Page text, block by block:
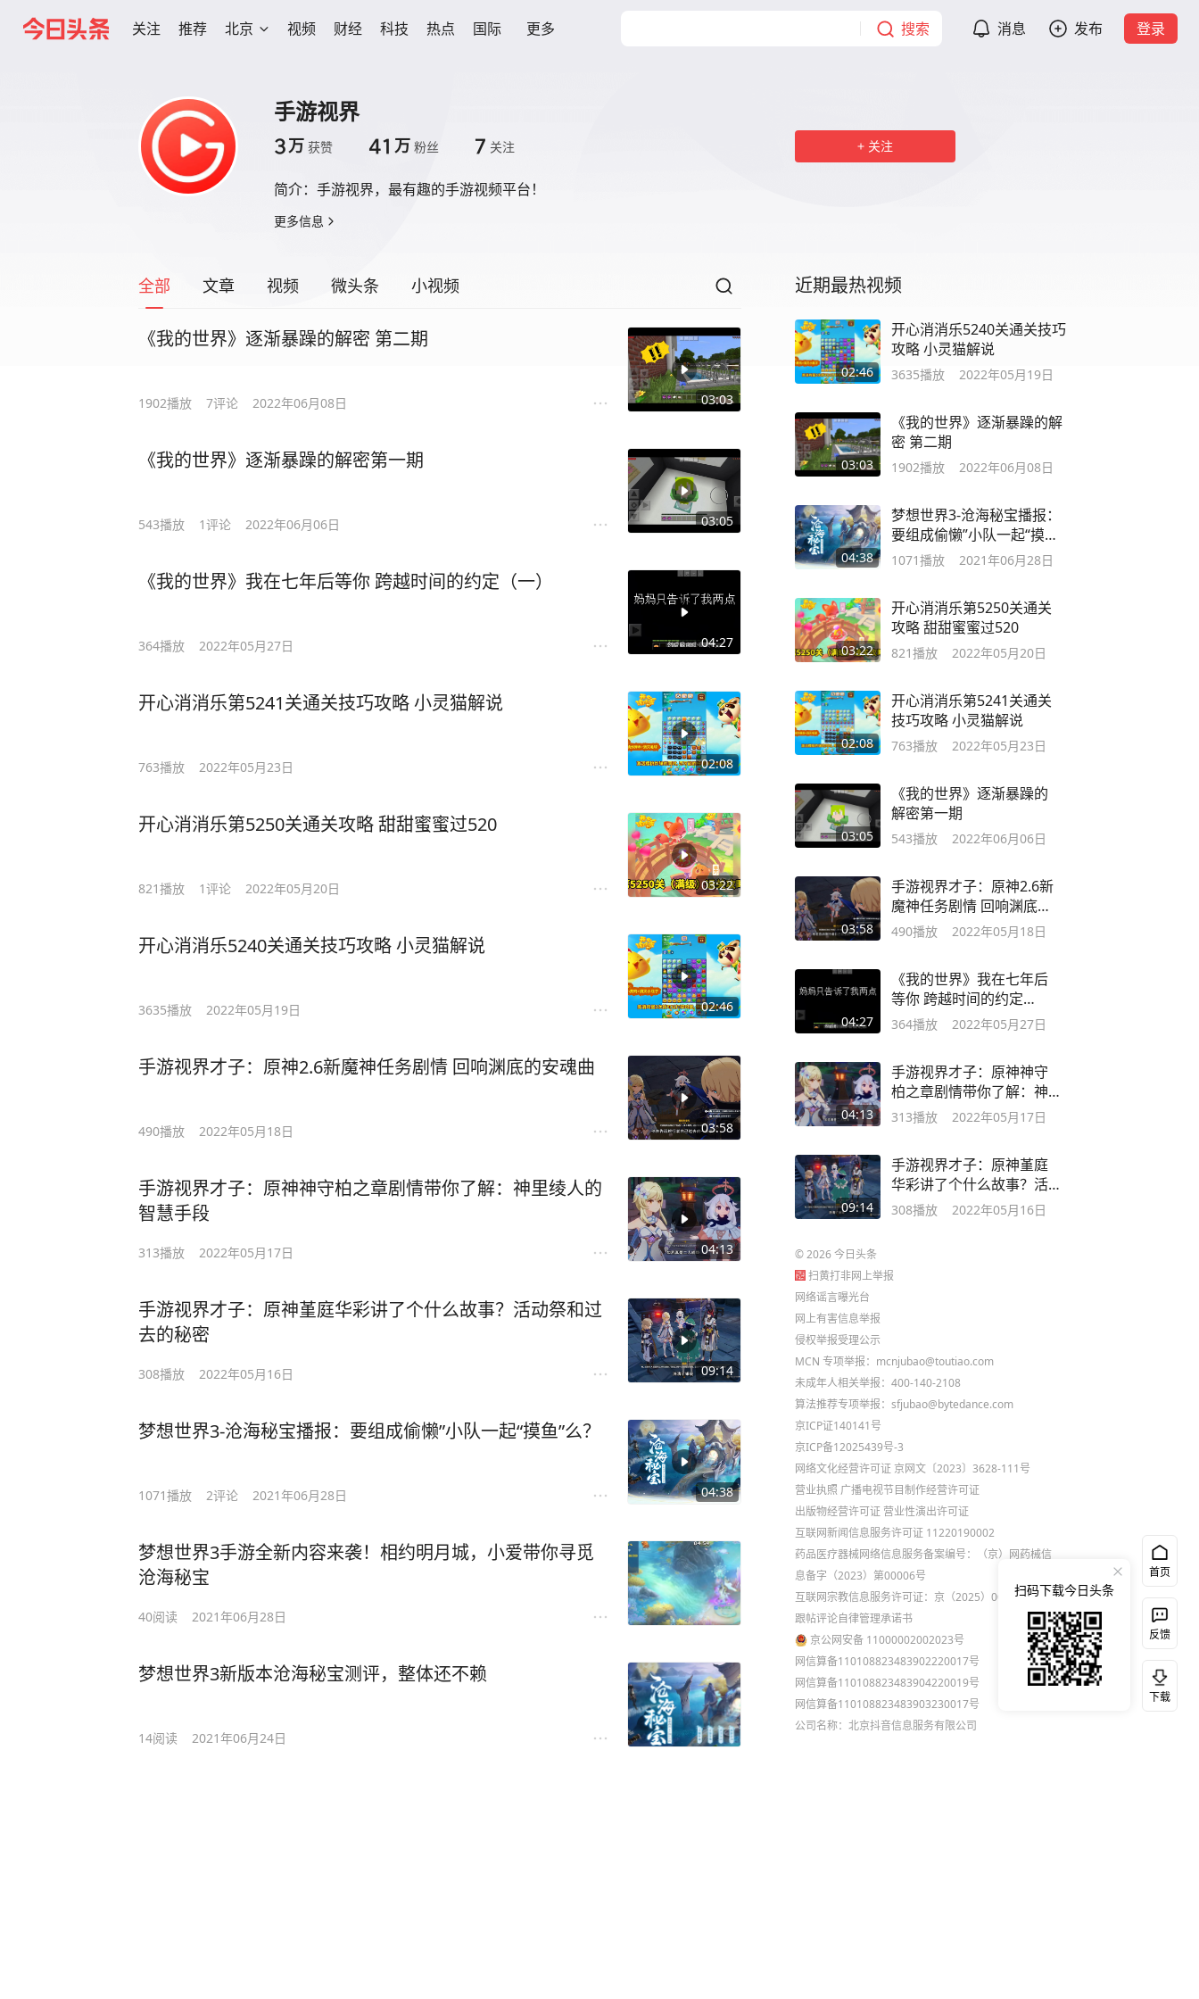
关注 推荐 北京 视频 财经 科技 热点 国际 更多 搜索 消息 发布 登录
手游视界
3万 获赞 41 万 粉丝 7 关注
简介： 手游视界，最有趣的手游视频平台！
更多信息
关注
全部 文章 视频 微头条 小视频
03:03
《我的世界》逐渐暴躁的解密 第二期
1902播放 7评论 2022年06月08日
03:05
《我的世界》逐渐暴躁的解密第一期
543播放 1评论 2022年06月06日
04:27
《我的世界》我在七年后等你 跨越时间的约定（一）
364播放 2022年05月27日
02:08
开心消消乐第5241关通关技巧攻略 小灵猫解说
763播放 2022年05月23日
03:22
开心消消乐第5250关通关攻略 甜甜蜜蜜过520
821播放 1评论 2022年05月20日
02:46
开心消消乐5240关通关技巧攻略 小灵猫解说
3635播放 2022年05月19日
03:58
手游视界才子：原神2.6新魔神任务剧情 回响渊底的安魂曲
490播放 2022年05月18日
04:13
手游视界才子：原神神守柏之章剧情带你了解：神里绫人的
智慧手段
313播放 2022年05月17日
09:14
手游视界才子：原神堇庭华彩讲了个什么故事？活动祭和过
去的秘密
308播放 2022年05月16日
04:38
梦想世界3-沧海秘宝播报：要组成偷懒”小队一起“摸鱼”么？
1071播放 2评论 2021年06月28日
梦想世界3手游全新内容来袭！相约明月城，小爱带你寻觅
沧海秘宝
40阅读 2021年06月28日
梦想世界3新版本沧海秘宝测评，整体还不赖
14阅读 2021年06月24日
近期最热视频
02:46
开心消消乐5240关通关技巧
攻略 小灵猫解说
3635播放 2022年05月19日
03:03
《我的世界》逐渐暴躁的解
密 第二期
1902播放 2022年06月08日
04:38
梦想世界3-沧海秘宝播报：
要组成偷懒”小队一起“摸鱼”
么？
1071播放 2021年06月28日
03:22
开心消消乐第5250关通关
攻略 甜甜蜜蜜过520
821播放 2022年05月20日
02:08
开心消消乐第5241关通关
技巧攻略 小灵猫解说
763播放 2022年05月23日
03:05
《我的世界》逐渐暴躁的
解密第一期
543播放 2022年06月06日
03:58
手游视界才子：原神2.6新
魔神任务剧情 回响渊底的
安魂曲
490播放 2022年05月18日
04:27
《我的世界》我在七年后
等你 跨越时间的约定
（一）
364播放 2022年05月27日
04:13
手游视界才子：原神神守
柏之章剧情带你了解：神
里绫人的智慧手段
313播放 2022年05月17日
09:14
手游视界才子：原神堇庭
华彩讲了个什么故事？活
动祭和过去的秘密
308播放 2022年05月16日
©2026今日头条
扫黄打非网上举报
网络谣言曝光台
网上有害信息举报
侵权举报受理公示
MCN 专项举报：mcnjubao@toutiao.com
未成年人相关举报：400-140-2108
算法推荐专项举报：sfjubao@bytedance.com
京ICP证140141号
京ICP备12025439号-3
网络文化经营许可证 京网文〔2023〕3628-111号
营业执照 广播电视节目制作经营许可证
出版物经营许可证 营业性演出许可证
互联网新闻信息服务许可证 11220190002
药品医疗器械网络信息服务备案编号：（京）网药械信
息备字（2023）第00006号
互联网宗教信息服务许可证：京（2025）0000021
跟帖评论自律管理承诺书
京公网安备 11000002002023号
网信算备110108823483902220017号
网信算备110108823483904220019号
网信算备110108823483903230017号
公司名称：北京抖音信息服务有限公司
首页
反馈
下载
扫码下载今日头条